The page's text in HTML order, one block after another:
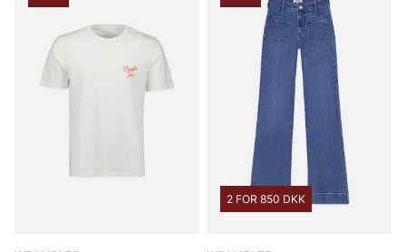
2 FOR 850 DKK